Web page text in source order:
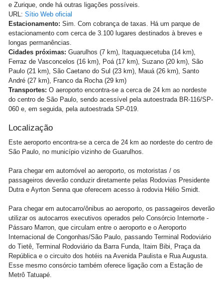
e Zurique, onde há outras ligações possíveis.
URL: Sítio Web oficial
Estacionamento: Sim. Com cobrança de taxas. Há um parque de
estacionamento com cerca de 3.100 lugares destinados à breves e
longas permanências.
Cidades próximas: Guarulhos (7 km), Itaquaquecetuba (14 km),
Ferraz de Vasconcelos (16 km), Poá (17 km), Suzano (20 km), São
Paulo (21 km), São Caetano do Sul (23 km), Mauá (26 km), Santo
André (27 km), Franco da Rocha (29 km)
Transportes: O aeroporto encontra-se a cerca de 24 km ao nordeste
do centro de São Paulo, sendo acessível pela autoestrada BR-116/SP-
060 e, em seguida, pela autoestrada SP-019.
Localização
Este aeroporto encontra-se a cerca de 24 km ao nordeste do centro de
São Paulo, no município vizinho de Guarulhos.
Para chegar em automóvel ao aeroporto, os motoristas / os
passageiros deverão conduzir diretamente pelas Rodovias Presidente
Dutra e Ayrton Senna que oferecem acesso à rodovia Hélio Smidt.
Para chegar em autocarro/ônibus ao aeroporto, os passageiros deverão
utilizar os autocarros executivos operados pelo Consórcio Internorte -
Pássaro Marron, que circulam entre o aeroporto e o Aeroporto
Internacional de Congonhas/São Paulo, passando Terminal Rodoviário
do Tietê, Terminal Rodoviário da Barra Funda, Itaim Bibi, Praça da
República e o circuito dos hotéis na Avenida Paulista e Rua Augusta.
Esse mesmo consórcio também oferece ligação com a Estação de
Metrô Tatuapé.